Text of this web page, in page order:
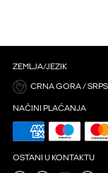
ZEMLJA/JEZIK
CRNA GORA /
NAČINI PLAĆANJA
OSTANI U KONTAKTU